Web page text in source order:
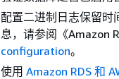
配置二进制日志保留时
息，请参阅《Amazon
configuration。
使用 Amazon RDS 和